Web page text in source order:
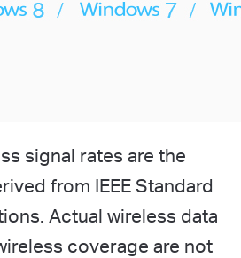
signal rates are the
from IEEE Standard
Actual wireless data
coverage are not